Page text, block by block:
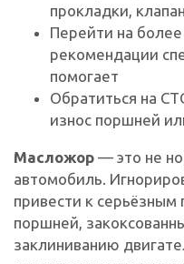
прокладки,
Перейти на более
рекомендации
помогает
Обратиться на
износ поршней
Масложор — это не
автомобиль.
привести к серьёзным
поршней,
заклиниванию